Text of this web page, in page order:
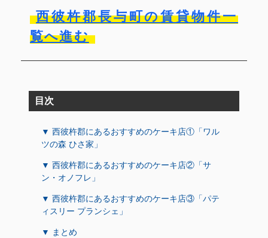
西彼杵郡長与町の賃貸物件一
覧へ進む
目次
▼ 西彼杵郡にあるおすすめのケーキ店①「ワル
ツの森 ひさ家」
▼ 西彼杵郡にあるおすすめのケーキ店②「サ
ン・オノフレ」
▼ 西彼杵郡にあるおすすめのケーキ店③「パテ
ィスリー プランシェ」
▼ まとめ